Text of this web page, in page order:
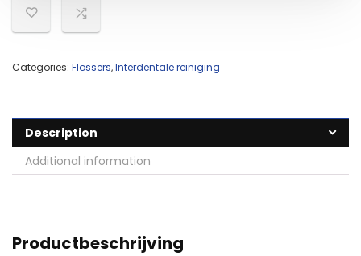
Categories: Flossers,Interdentale reiniging
Description
Additional information
Productbeschrijving